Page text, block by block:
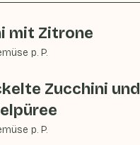
mit Zitrone
p. P.
Zucchini und
p. P.